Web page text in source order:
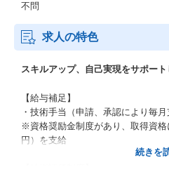
不問
求人の特色
スキルアップ、自己実現をサポート
【給与補足】
・技術手当（申請、承認により毎月
※資格奨励金制度があり、取得資
円）を支給